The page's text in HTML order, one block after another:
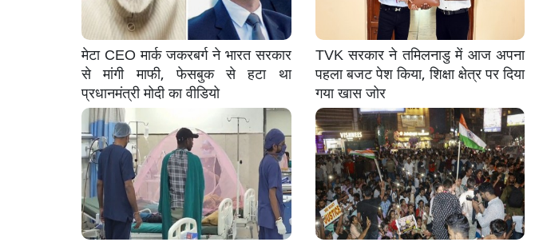
मेटा CEO मार्क जकरबर्ग ने भारत सरकार
से मांगी माफी, फेसबुक से हटा था
प्रधानमंत्री मोदी का वीडियो
TVK सरकार ने तमिलनाडु में आज अपना
पहला बजट पेश किया, शिक्षा क्षेत्र पर दिया
गया खास जोर